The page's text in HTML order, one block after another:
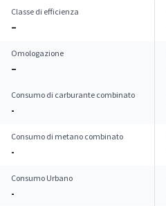
Classe di efficienza
–
Omologazione
–
Consumo di carburante combinato
-
Consumo di metano combinato
-
Consumo Urbano
-